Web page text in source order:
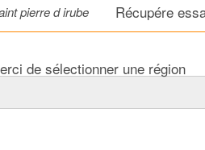
pierre d irube Récupére
de sélectionner une région